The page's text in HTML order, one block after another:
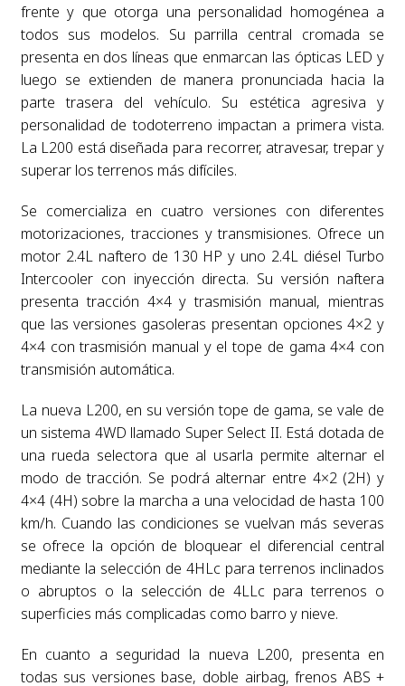
frente y que otorga una personalidad homogénea a
todos sus modelos. Su parrilla central cromada se
presenta en dos líneas que enmarcan las ópticas LED y
luego se extienden de manera pronunciada hacia la
parte trasera del vehículo. Su estética agresiva y
personalidad de todoterreno impactan a primera vista.
La L200 está diseñada para recorrer, atravesar, trepar y
superar los terrenos más difíciles.
Se comercializa en cuatro versiones con diferentes
motorizaciones, tracciones y transmisiones. Ofrece un
motor 2.4L naftero de 130 HP y uno 2.4L diésel Turbo
Intercooler con inyección directa. Su versión naftera
presenta tracción 4×4 y trasmisión manual, mientras
que las versiones gasoleras presentan opciones 4×2 y
4×4 con trasmisión manual y el tope de gama 4×4 con
transmisión automática.
La nueva L200, en su versión tope de gama, se vale de
un sistema 4WD llamado Super Select II. Está dotada de
una rueda selectora que al usarla permite alternar el
modo de tracción. Se podrá alternar entre 4×2 (2H) y
4×4 (4H) sobre la marcha a una velocidad de hasta 100
km/h. Cuando las condiciones se vuelvan más severas
se ofrece la opción de bloquear el diferencial central
mediante la selección de 4HLc para terrenos inclinados
o abruptos o la selección de 4LLc para terrenos o
superficies más complicadas como barro y nieve.
En cuanto a seguridad la nueva L200, presenta en
todas sus versiones base, doble airbag, frenos ABS +